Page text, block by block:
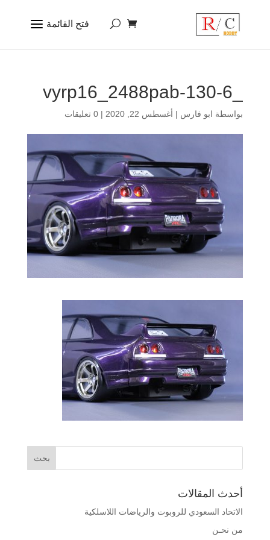
بواسطة ابو فارس | أغسطس 22, 2020 | 0 تعليقات
أحدث المقالات
الاتحاد السعودي للروبوت والرياضات اللاسلكية
من نحـن